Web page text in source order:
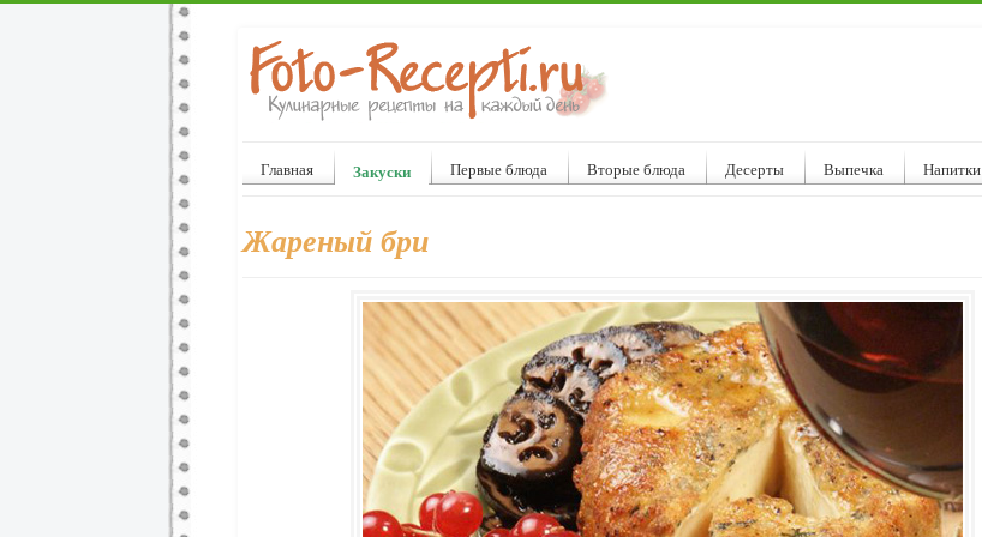
Главная Закуски Первые блюда Вторые блюда Десерты Выпечка Напитки
Жареный бри